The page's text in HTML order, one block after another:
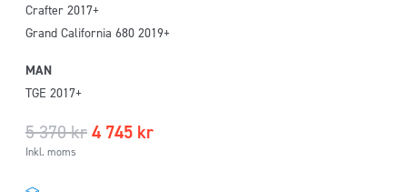
Crafter 2017+
Grand California 680 2019+
MAN
TGE 2017+
5 370kr4 745 kr
Inkl. moms